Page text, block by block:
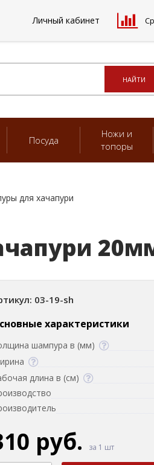
Посуда
Ножи и
топоры
для хачапури
03-19-sh
характеристики
шампура в (мм)
длина в (см)
руб. за 1 шт
Личный кабинет